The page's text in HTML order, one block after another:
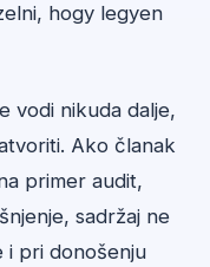
hogy legyen
vodi nikuda dalje,
Ako članak
primer audit,
sadržaj ne
i pri donošenju